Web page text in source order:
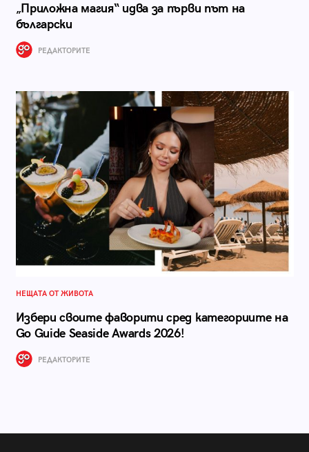
„Приложна магия“ идва за първи път на
български
РЕДАКТОРИТЕ
НЕЩАТА ОТ ЖИВОТА
Избери своите фаворити сред категориите на
Go Guide Seaside Awards 2026!
РЕДАКТОРИТЕ